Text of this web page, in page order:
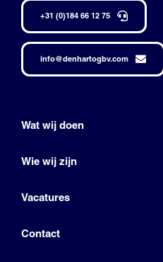
+31 (0)184 66 12 75
info@denhartogbv.com
Wat wij doen
Wie wij zijn
Vacatures
Contact